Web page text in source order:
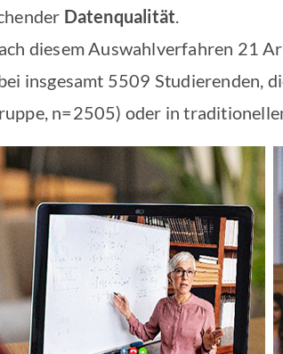
Datenqualität
diesem Auswahlverfahren 21
insgesamt 5509 Studierenden,
n=2505) oder in